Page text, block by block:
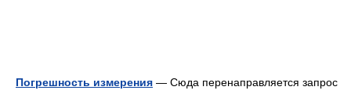
Погрешность измерения — Сюда перенаправляется запрос